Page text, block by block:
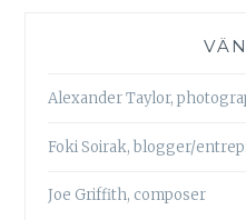
Alexander Taylor,
Foki Soirak, blogger/
Joe Griffith, composer